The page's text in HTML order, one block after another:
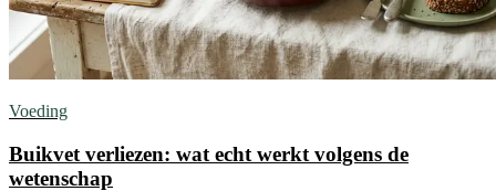
Voeding
Buikvet verliezen: wat echt werkt volgens de
wetenschap